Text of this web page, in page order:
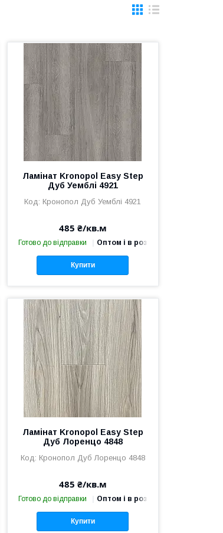
Ламінат Kronopol Easy Step
Дуб Уемблі 4921
Кронопол Дуб Уемблі 4921
485 ₴/кв.м
Готово до відправки Оптом і в роздріб
Купити
Ламінат Kronopol Easy Step
Дуб Лоренцо 4848
Кронопол Дуб Лоренцо 4848
485 ₴/кв.м
Готово до відправки Оптом і в роздріб
Купити